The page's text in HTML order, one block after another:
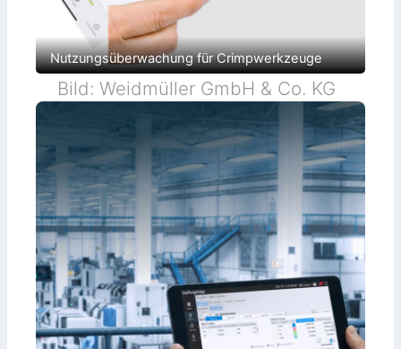
Nutzungsüberwachung für Crimpwerkzeuge
Bild: Weidmüller GmbH & Co. KG